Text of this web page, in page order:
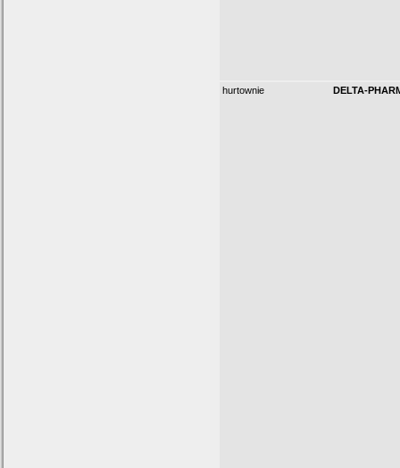
hurtownie DELTA-